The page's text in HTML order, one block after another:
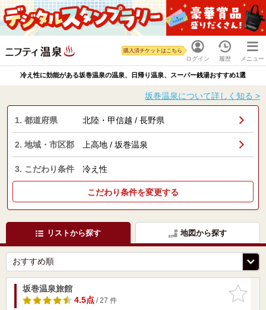
ログイン
購入済チケットはこちら
履歴 メニュー
冷え性に効能がある坂巻温泉の温泉、日帰り温泉、スーパー銭湯おすすめ1選
坂巻温泉について詳しく知る >
1. 都道府県 北陸・甲信越 / 長野県
2. 地域・市区郡 上高地 / 坂巻温泉
3. こだわり条件 冷え性
こだわり条件を変更する
リストから探す 地図から探す
お気に入
りに追加
坂巻温泉旅館
4.5点/ 27 件